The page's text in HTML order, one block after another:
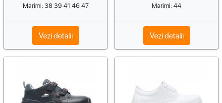
Marimi: 38 39 41 46 47
Vezi detalii
Marimi: 44
Vezi detalii